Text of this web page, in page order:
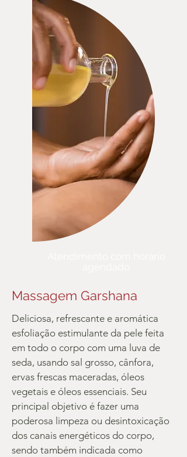
- Massagem Garshana
mais)
- Swedana - sauna
individual
(saiba mais
- Shiroabhyanga(saiba mais
- Mukhabyanga (saiba mais )
- Triphala Gritha
saiba mais)
saiba mais
)
- Pratimarsha Nasya
(saiba
mais)
- Karna Purana(saiba mais)
Massagem Garshana
Deliciosa, refrescante e aromática
esfoliação estimulante da pele feita
em todo o corpo com uma luva de
seda, usando sal grosso, cânfora,
ervas frescas maceradas, óleos
vegetais e óleos essenciais. Seu
principal objetivo é fazer uma
poderosa limpeza ou desintoxicação
dos canais energéticos do corpo,
sendo também indicada como